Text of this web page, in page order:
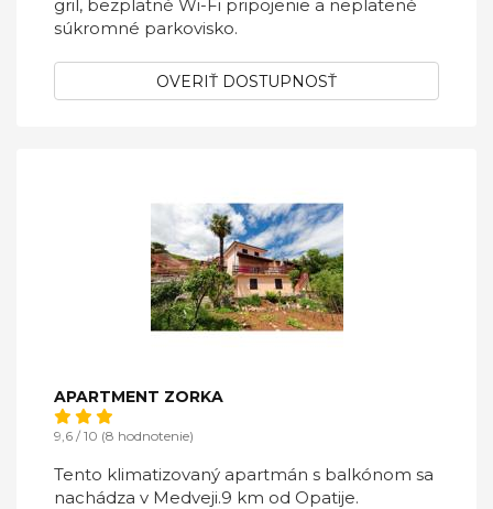
gril, bezplatné Wi-Fi pripojenie a neplatené
súkromné ​​parkovisko.
OVERIŤ DOSTUPNOSŤ
APARTMENT ZORKA
9,6 / 10 (8 hodnotenie)
Tento klimatizovaný apartmán s balkónom sa
nachádza v Medveji.9 km od Opatije.